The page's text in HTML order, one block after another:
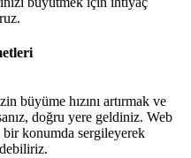
büyüme hızını artırmak ve
doğru yere geldiniz. Web
konumda sergileyerek